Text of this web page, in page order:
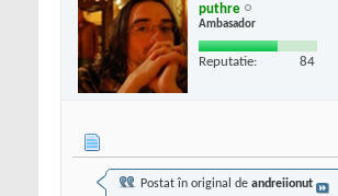
puthre
Ambasador
Reputatie: 84
Postat în original de andreiionut